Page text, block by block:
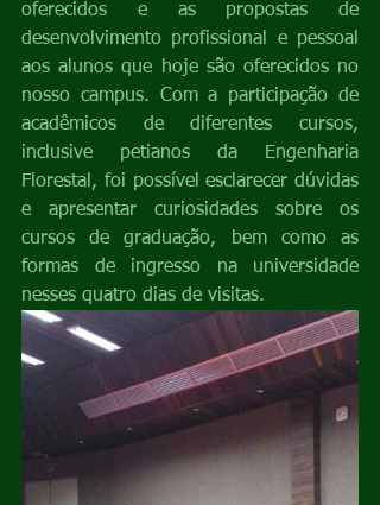
oferecidos e as propostas de
desenvolvimento profissional e pessoal
aos alunos que hoje são oferecidos no
nosso campus. Com a participação de
acadêmicos de diferentes cursos,
inclusive petianos da Engenharia
Florestal, foi possível esclarecer dúvidas
e apresentar curiosidades sobre os
cursos de graduação, bem como as
formas de ingresso na universidade
nesses quatro dias de visitas.